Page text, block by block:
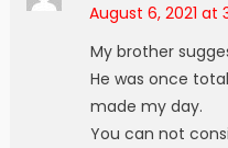
August 6, 2021 at
My brother
He was once
made my day.
You can not